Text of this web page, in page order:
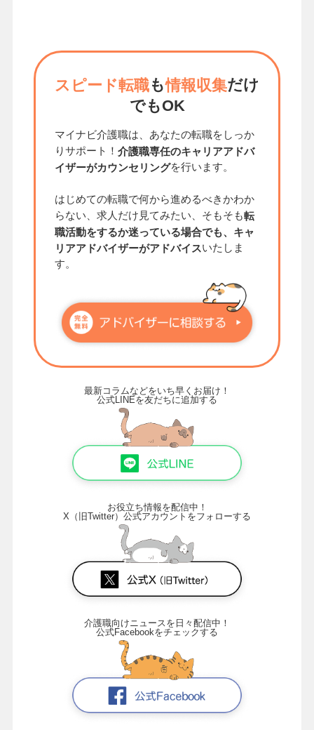
スピード転職も情報収集だけ
でもOK
マイナビ介護職は、あなたの転職をしっか
りサポート！ 介護職専任のキャリアアドバ
イザーがカウンセリングを行います。
はじめての転職で何から進めるべきかわか
らない、求人だけ見てみたい、そもそも転
職活動をするか迷っている場合でも、キャ
リアアドバイザーがアドバイスいたしま
す。
最新コラムなどをいち早くお届け！
公式LINEを友だちに追加する
お役立ち情報を配信中！
X（旧Twitter）公式アカウントをフォローする
介護職向けニュースを日々配信中！
公式Facebookをチェックする